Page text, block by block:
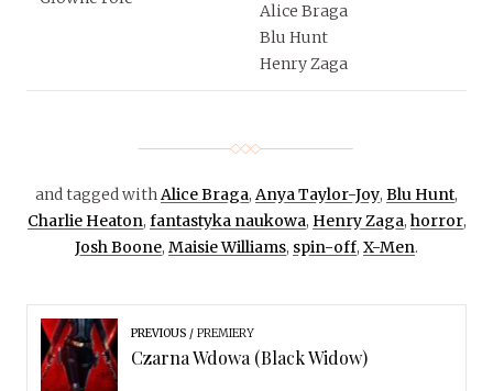
Alice Braga
Blu Hunt
Henry Zaga
and tagged withAlice Braga, Anya Taylor-Joy, Blu Hunt,
Charlie Heaton, fantastyka naukowa, Henry Zaga, horror,
Josh Boone, Maisie Williams, spin-off, X-Men.
PREVIOUS PREMIERY
Czarna Wdowa (Black Widow)